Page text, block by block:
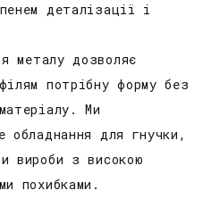
деталізації і
металу дозволяє
потрібну форму без
Ми
обладнання для гнучки,
вироби з високою
похибками.